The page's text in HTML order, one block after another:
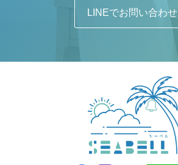
LINEでお問い合わせ